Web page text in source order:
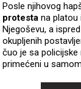
Posle njihovog
protesta na platou
Njegoševu, a
okupljenih
čuo je sa
primećeni u